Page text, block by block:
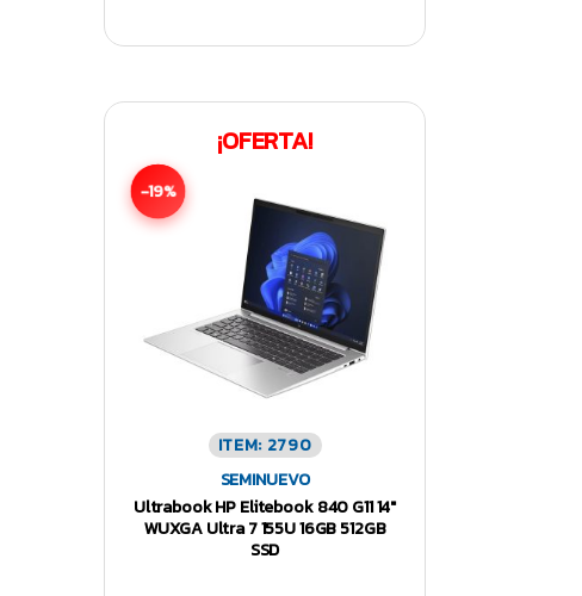
¡OFERTA!
-19%
ITEM: 2790
SEMINUEVO
Ultrabook HP Elitebook 840 G11 14″
WUXGA Ultra 7 155U 16GB 512GB
SSD